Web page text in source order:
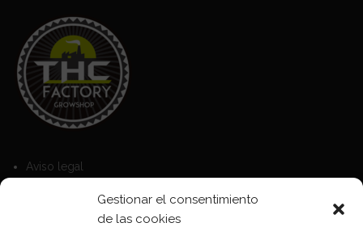
Gestionar el consentimiento
de las cookies
Aviso legal
Política de Cookies
Política de privacidad